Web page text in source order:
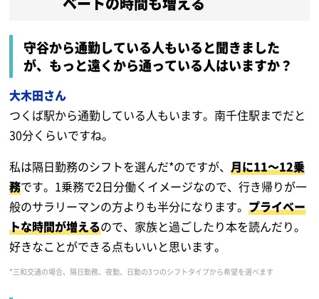
守谷から通勤している人もいると聞きました
が、もっと遠くから通っている人はいますか？
大木田さん
つくば駅から通勤している人もいます。南千住駅までだと
30分くらいですね。
私は隔日勤務のシフトを選んだ*のですが、月に11～12乗
務です。1乗務で2日分働くイメージなので、行き帰りが一
般のサラリーマンの方よりも半分になります。プライベー
トな時間が増えるので、家族と過ごしたり本を読んだり。
好きなことができる点もいいと思います。
*三和交通の場合、隔日勤務、夜勤、日勤の3つのシフトタイプから希望を選べます